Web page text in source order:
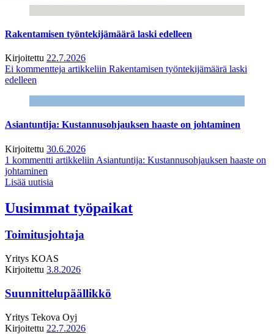
Rakentamisen työntekijämäärä laski edelleen
Kirjoitettu 22.7.2026
Ei kommentteja artikkeliin Rakentamisen työntekijämäärä laski
edelleen
Asiantuntija: Kustannusohjauksen haaste on johtaminen
Kirjoitettu 30.6.2026
1 kommentti artikkeliin Asiantuntija: Kustannusohjauksen haaste on
johtaminen
Lisää uutisia
Uusimmat työpaikat
Toimitusjohtaja
Yritys KOAS
Kirjoitettu 3.8.2026
Suunnittelupäällikkö
Yritys Tekova Oyj
Kirjoitettu 22.7.2026